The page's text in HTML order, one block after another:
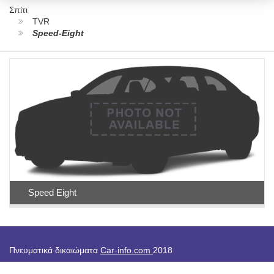
Σπίτι
TVR
Speed-Eight
Speed Eight
Πνευματικά δικαιώματα Car-info.com 2018